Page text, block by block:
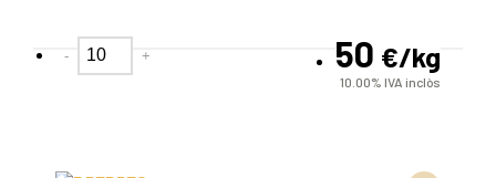
50 €/kg
10.00%IVA inclòs
- +